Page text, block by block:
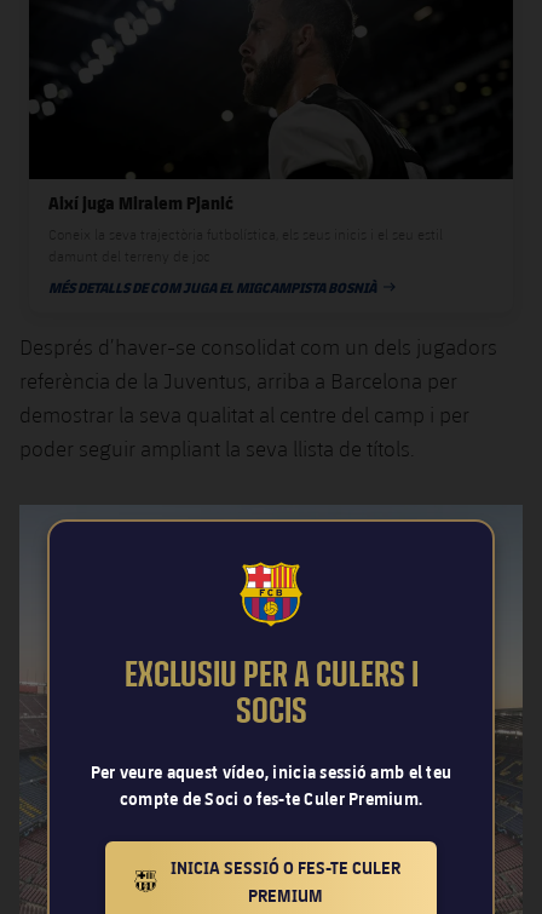
Així juga Miralem Pjanić
MÉS DETALLS DE COM JUGA EL MIGCAMPISTA BOSNIÀ
DATA DE PUBLICACIÓ
Després d’haver-se consolidat com un dels jugadors
referència de la Juventus, arriba a Barcelona per
demostrar la seva qualitat al centre del camp i per
poder seguir ampliant la seva llista de títols.
FCB Barcelona badge
EXCLUSIU PER A CULERS I
SOCIS
Per veure aquest vídeo, inicia sessió amb el teu
compte de Soci o fes-te Culer Premium.
BARCELONA BADGE GOLD
INICIA SESSIÓ O FES-TE CULER
PREMIUM